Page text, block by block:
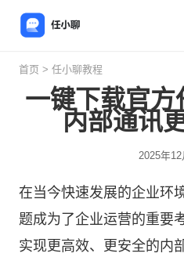
首页 > 任小聊教程
一键下载官
内部通讯
2025年12
在当今快速发展的企业环
题成为了企业运营的重要
实现更高效、更安全的内